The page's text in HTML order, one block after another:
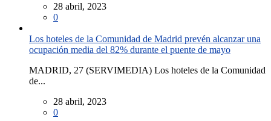
28 abril, 2023
0
Los hoteles de la Comunidad de Madrid prevén alcanzar una
ocupación media del 82% durante el puente de mayo
MADRID, 27 (SERVIMEDIA) Los hoteles de la Comunidad
de...
28 abril, 2023
0